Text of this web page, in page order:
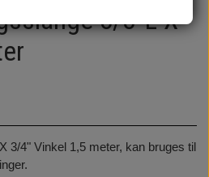
3/8"L X
3/4" Vinkel 1,5 meter, kan bruges til